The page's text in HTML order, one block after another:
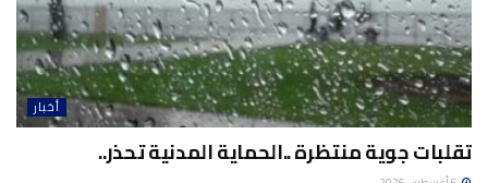
أخبار
تقلبات جوية منتظرة ..الحماية المدنية تحذر..